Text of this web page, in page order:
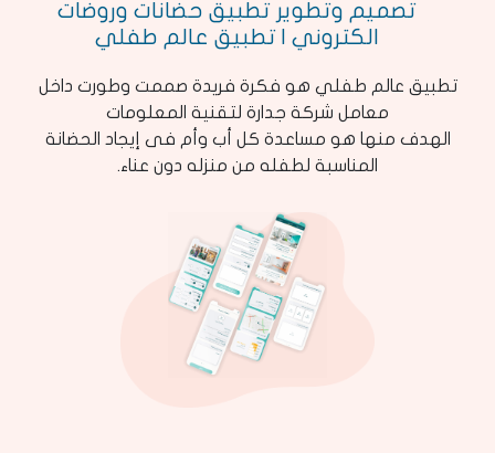
تصميم وتطوير تطبيق حضانات وروضات
الكتروني | تطبيق عالم طفلي
تطبيق عالم طفلي هو فكرة فريدة صممت وطورت داخل
معامل شركة جدارة لتقنية المعلومات
الهدف منها هو مساعدة كل أب وأم فى إيجاد الحضانة
المناسبة لطفله من منزله دون عناء.